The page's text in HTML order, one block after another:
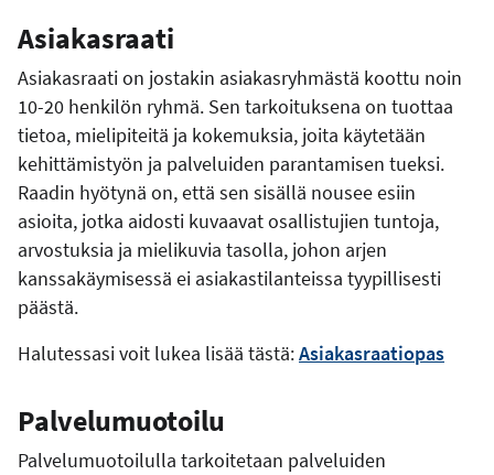
Asiakasraati
Asiakasraati on jostakin asiakasryhmästä koottu noin
10-20 henkilön ryhmä. Sen tarkoituksena on tuottaa
tietoa, mielipiteitä ja kokemuksia, joita käytetään
kehittämistyön ja palveluiden parantamisen tueksi.
Raadin hyötynä on, että sen sisällä nousee esiin
asioita, jotka aidosti kuvaavat osallistujien tuntoja,
arvostuksia ja mielikuvia tasolla, johon arjen
kanssakäymisessä ei asiakastilanteissa tyypillisesti
päästä.
Halutessasi voit lukea lisää tästä:Asiakasraatiopas
Palvelumuotoilu
Palvelumuotoilulla tarkoitetaan palveluiden